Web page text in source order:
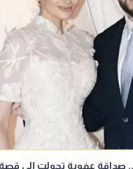
صداقة عفوية تحولت إلى